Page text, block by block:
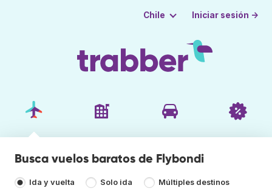
Chile Iniciar sesión →
Busca vuelos baratos de Flybondi
Ida y vuelta Solo ida Múltiples destinos